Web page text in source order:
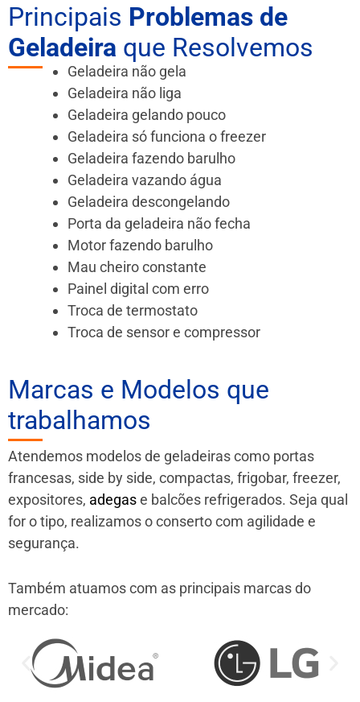
Principais Problemas de
Geladeira que Resolvemos
Geladeira não gela
Geladeira não liga
Geladeira gelando pouco
Geladeira só funciona o freezer
Geladeira fazendo barulho
Geladeira vazando água
Geladeira descongelando
Porta da geladeira não fecha
Motor fazendo barulho
Mau cheiro constante
Painel digital com erro
Troca de termostato
Troca de sensor e compressor
Marcas e Modelos que
trabalhamos
Atendemos modelos de geladeiras como portas
francesas, side by side, compactas, frigobar, freezer,
expositores, adegase balcões refrigerados. Seja qual
for o tipo, realizamos o conserto com agilidade e
segurança.
Também atuamos com as principais marcas do
mercado: